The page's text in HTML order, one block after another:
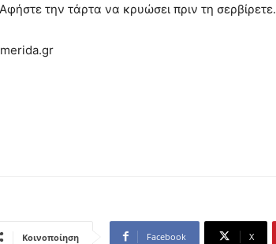
Αφήστε την τάρτα να κρυώσει πριν τη σερβίρετε.
Κοινοποίηση Facebook X